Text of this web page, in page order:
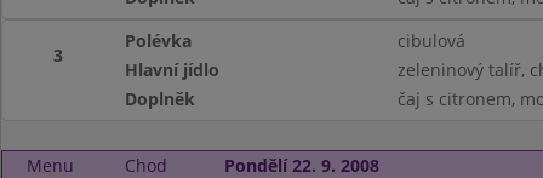
3
Polévka
cibulová
Hlavní jídlo
zeleninový talíř,
Doplněk
čaj s citronem,
Menu Chod Pondělí 22. 9. 2008